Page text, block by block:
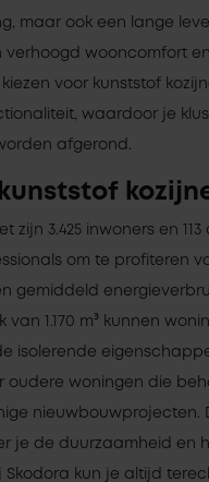
maar ook een lange
verhoogd wooncomfort
voor kunststof
waardoor je
afgerond.
zijn 3.425 inwoners en
om te profiteren
gemiddeld
van 1.170 m³ kunnen
isolerende
oudere woningen die
nieuwbouwprojecten.
je de duurzaamheid en
Skodora kun je altijd